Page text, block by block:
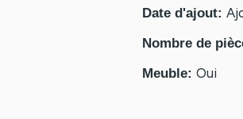
Date d'ajout:
Nombre de
Meuble: Oui